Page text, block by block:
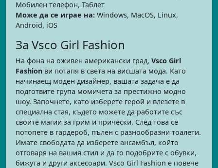
Мобилен телефон, Таблет
Може да се играе на: Windows, MacOS, Linux,
Android, iOS
За Vsco Girl Fashion
На фона на оживен американски град, Vsco Girl
Fashion ви потапя в света на висшата мода. Като
начинаещ моден дизайнер, вашата задача е да
подготвите група момичета за престижно модно
шоу. Започнете, като изберете герой и влезете в
специална стая, където можете да работите със
своите магии за грим и прически. След това се
потопете в гардероб, пълен с разнообразни тоалети.
Имате свободата да изберете ансамбъл, който
отговаря на вашия стил и да го подобрите с обувки,
бижута и други аксесоари. Vsco Girl Fashion е повече